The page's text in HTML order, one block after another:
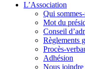
L’Association
Qui
Mot du
Conseil
Règlements
Procès-
Adhésion
Nous joindre